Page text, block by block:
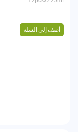
أضف إلى السلة